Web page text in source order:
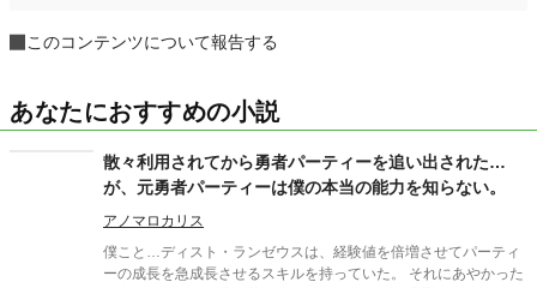
このコンテンツについて報告する
あなたにおすすめの小説
散々利用されてから勇者パーティーを追い出された…
が、元勇者パーティーは僕の本当の能力を知らない。
アノマロカリス
僕こと…ディスト・ランゼウスは、経験値を倍増させてパーティ
ーの成長を急成長させるスキルを持っていた。 それにあやかった